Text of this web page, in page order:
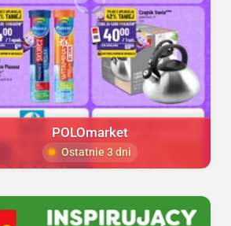
POLOmarket
Ostatnie 3 dni